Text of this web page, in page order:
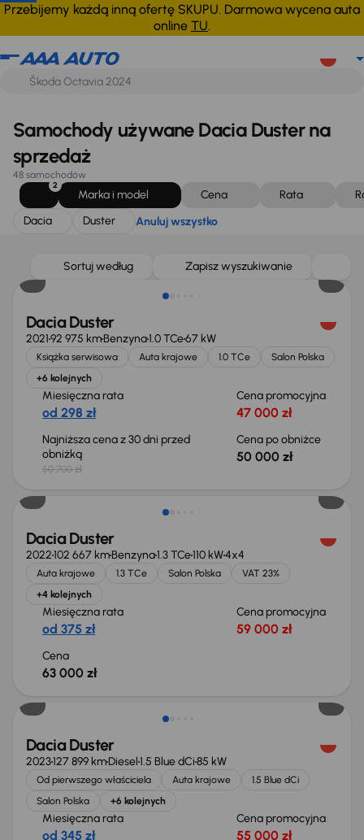
Przebijemy każdą inną ofertę SKUPU. Darmowa wycena auta
online TU.
Dacia Duster Anuluj wszystko
Samochody używane Dacia Duster na
sprzedaż
48 samochodów
2
Marka i model Cena Rata
Dacia
Duster Anuluj wszystko
Sortuj według Zapisz wyszukiwanie
Taniej o 700 zł
Dacia Duster
202192 975 kmBenzyna1.0 TCe67 kW
Książka serwisowa Auta krajowe 1.0 TCe
Salon Polska
+6 kolejnych
Miesięczna rata
od 298 zł
Cena promocyjna
47 000 zł
Najniższa cena z 30 dni przed
obniżką
50 700 zł
Cena po obniżce
50 000 zł
Możliwość odliczenia VAT
Dacia Duster
2022102 667 kmBenzyna1.3 TCe110 kW4x4
Auta krajowe 1.3 TCe Salon Polska
VAT 23%
+4 kolejnych
Miesięczna rata
od 375 zł
Cena promocyjna
59 000 zł
Cena
63 000 zł
Możliwość odliczenia VAT
Dacia Duster
2023127 899 kmDiesel1.5 Blue dCi85 kW
Od pierwszego właściciela Auta krajowe
1.5 Blue dCi
Salon Polska
+6 kolejnych
Miesięczna rata
od 345 zł
Cena promocyjna
55 000 zł